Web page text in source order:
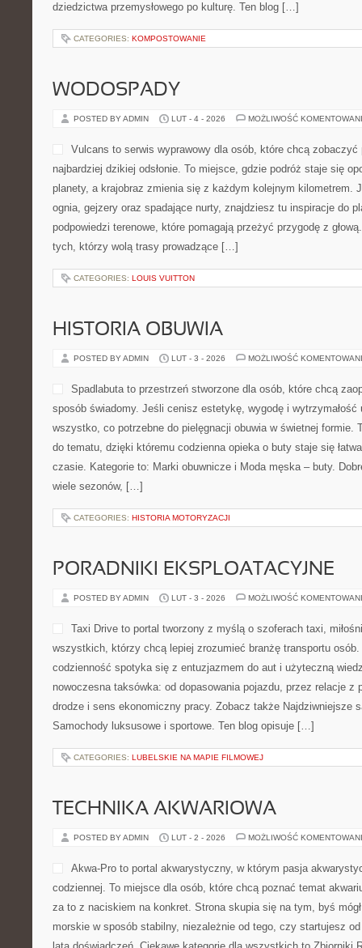
dziedzictwa przemysłowego po kulturę. Ten blog […]
CATEGORIES: KOMPOSTOWANIE
WODOSPADY
POSTED BY ADMIN LUT - 4 - 2026 MOŻLIWOŚĆ
Vulcans to serwis wyprawowy dla osób, które chcą zobaczyć
najbardziej dzikiej odsłonie. To miejsce, gdzie podróż staje się
planety, a krajobraz zmienia się z każdym kolejnym kilometrem.
ognia, gejzery oraz spadające nurty, znajdziesz tu inspiracje do
podpowiedzi terenowe, które pomagają przeżyć przygodę z
tych, którzy wolą trasy prowadzące […]
CATEGORIES: LOUIS VUITTON
HISTORIA OBUWIA
POSTED BY ADMIN LUT - 3 - 2026 MOŻLIWOŚĆ
Spadlabuta to przestrzeń stworzone dla osób, które chcą
sposób świadomy. Jeśli cenisz estetykę, wygodę i
wszystko, co potrzebne do pielęgnacji obuwia w świetnej formie.
do tematu, dzięki któremu codzienna opieka o buty staje się
czasie. Kategorie to: Marki obuwnicze i Moda męska – buty.
wiele sezonów, […]
CATEGORIES: HISTORIA MOTORYZACJI
PORADNIKI EKSPLOATACYJNE
POSTED BY ADMIN LUT - 3 - 2026 MOŻLIWOŚĆ
Taxi Drive to portal tworzony z myślą o szoferach taxi,
wszystkich, którzy chcą lepiej zrozumieć branżę transportu
codzienność spotyka się z entuzjazmem do aut i użyteczną
nowoczesna taksówka: od dopasowania pojazdu, przez relacje z
drodze i sens ekonomiczny pracy. Zobacz także Najdziwniejsze
Samochody luksusowe i sportowe. Ten blog opisuje […]
CATEGORIES: LUBELSKIE NA MAPIE FILMOWEJ
TECHNIKA AKWARIOWA
POSTED BY ADMIN LUT - 2 - 2026 MOŻLIWOŚĆ
Akwa-Pro to portal akwarystyczny, w którym pasja
codziennej. To miejsce dla osób, które chcą poznać temat
za to z naciskiem na konkret. Strona skupia się na tym, byś
morskie w sposób stabilny, niezależnie od tego, czy startujesz